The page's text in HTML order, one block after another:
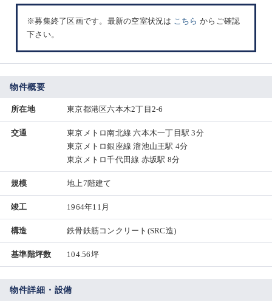
※募集終了区画です。最新の空室状況は こちら からご確認
下さい。
物件概要
所在地 東京都港区六本木2丁目2-6
交通
東京メトロ南北線 六本木一丁目駅 3分
東京メトロ銀座線 溜池山王駅 4分
東京メトロ千代田線 赤坂駅 8分
規模 地上7階建て
竣工 1964年11月
構造 鉄骨鉄筋コンクリート(SRC造)
基準階坪数 104.56坪
物件詳細・設備